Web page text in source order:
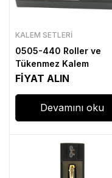
KALEM SETLERI
0505-440 Roller ve
Tükenmez Kalem
FİYAT ALIN
Devamını oku